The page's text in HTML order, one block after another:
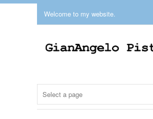
Welcome to my website.